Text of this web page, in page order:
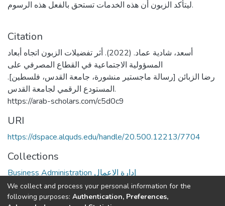
ليتأكد الزبون أن هذه الخدمات تستحق بالفعل هذه الرسوم.
Citation
أسعد، شادية عماد. (2022). أثر تفضيلات الزبون اتجاه أبعاد
المسؤولية الاجتماعية في القطاع المصرفي على
رضا الزبائن [رسالة ماجستير منشورة، جامعة القدس، فلسطين].
المستودع الرقمي لجامعة القدس.
https://arab-scholars.com/c5d0c9
URI
https://dspace.alquds.edu/handle/20.500.12213/7704
Collections
Business Administration إدارة الاعمال
Full item page
We collect and process your personal information for the
following purposes: Authentication, Preferences,